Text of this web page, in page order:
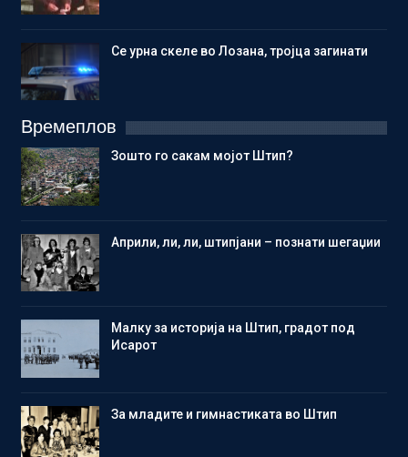
Се урна скеле во Лозана, тројца загинати
Времеплов
Зошто го сакам мојот Штип?
Aприли, ли, ли, штипјани – познати шегаџии
Малку за историја на Штип, градот под
Исарот
Зa младите и гимнастиката во Штип